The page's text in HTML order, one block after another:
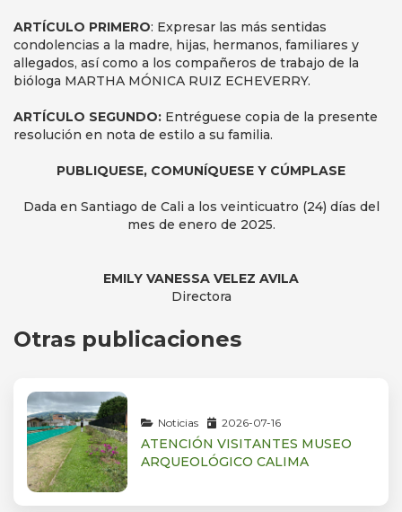
ARTÍCULO PRIMERO: Expresar las más sentidas
condolencias a la madre, hijas, hermanos, familiares y
allegados, así como a los compañeros de trabajo de la
bióloga MARTHA MÓNICA RUIZ ECHEVERRY.
ARTÍCULO SEGUNDO: Entréguese copia de la presente
resolución en nota de estilo a su familia.
PUBLIQUESE, COMUNÍQUESE Y CÚMPLASE
Dada en Santiago de Cali a los veinticuatro (24) días del
mes de enero de 2025.
EMILY VANESSA VELEZ AVILA
Directora
Otras publicaciones
Noticias 2026-07-16
ATENCIÓN VISITANTES MUSEO
ARQUEOLÓGICO CALIMA